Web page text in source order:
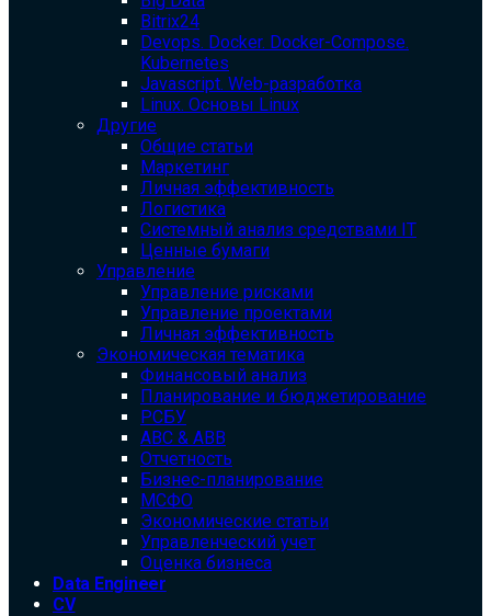
Bitrix24
Devops. Docker. Docker-Compose.
Kubernetes
Javascript. Web-разработка
Linux. Основы Linux
Другие
Общие статьи
Маркетинг
Личная эффективность
Логистика
Системный анализ средствами IT
Ценные бумаги
Управление
Управление рисками
Управление проектами
Личная эффективность
Экономическая тематика
Финансовый анализ
Планирование и бюджетирование
РСБУ
ABC & ABB
Отчетность
Бизнес-планирование
МСФО
Экономические статьи
Управленческий учет
Оценка бизнеса
Data Engineer
CV